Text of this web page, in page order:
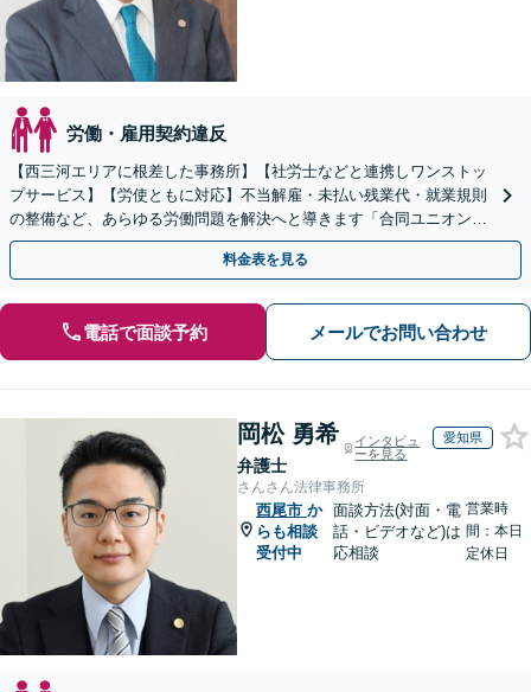
労働・雇用契約違反
【西三河エリアに根差した事務所】【社労士などと連携しワンストッ
プサービス】【労使ともに対応】不当解雇・未払い残業代・就業規則
の整備など、あらゆる労働問題を解決へと導きます「合同ユニオン」
との交渉を代理した経験あり【休日・夜間相談あり】
料金表を見る
電話で面談予約 メールでお問い合わせ
岡松 勇希
弁護士
インタビュ
ーを見る
愛知県
さんさん法律事務所
西尾市 か
らも相談
受付中
面談方法(対面・電
話・ビデオなど)は
応相談
営業時
間：本日
定休日